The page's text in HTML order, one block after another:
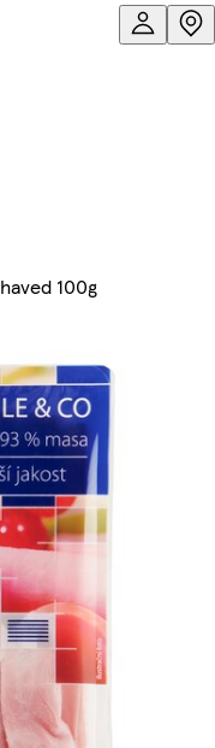
100g